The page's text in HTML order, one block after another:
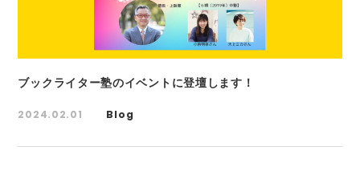
ブックライター塾のイベントに登壇します！
2024.02.01 Blog